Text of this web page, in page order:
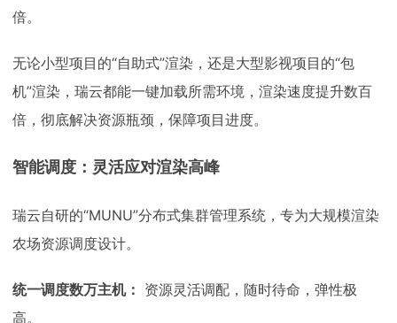
倍。
无论小型项目的“自助式”渲染，还是大型影视项目的“包
机”渲染，瑞云都能一键加载所需环境，渲染速度提升数百
倍，彻底解决资源瓶颈，保障项目进度。
智能调度：灵活应对渲染高峰
瑞云自研的“MUNU”分布式集群管理系统，专为大规模渲染
农场资源调度设计。
统一调度数万主机： 资源灵活调配，随时待命，弹性极
高。